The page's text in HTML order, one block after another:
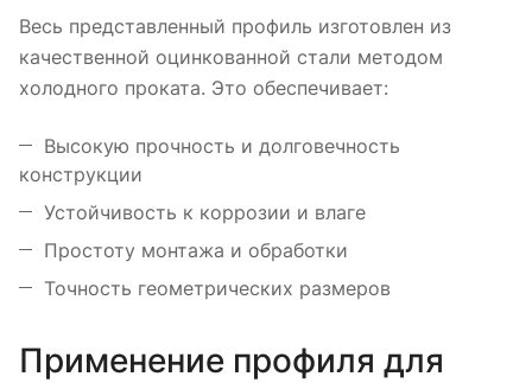
Весь представленный профиль изготовлен из
качественной оцинкованной стали методом
холодного проката. Это обеспечивает:
Высокую прочность и долговечность
конструкции
Устойчивость к коррозии и влаге
Простоту монтажа и обработки
Точность геометрических размеров
Применение профиля для